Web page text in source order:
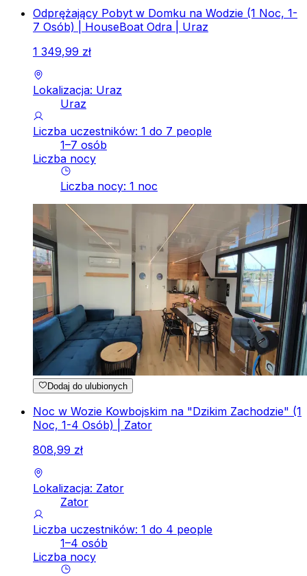
Odprężający Pobyt w Domku na Wodzie (1 Noc, 1-
7 Osób) | HouseBoat Odra | Uraz
1 349,99 zł
Lokalizacja: Uraz
Uraz
Liczba uczestników: 1 do 7 people
1–7 osób
Liczba nocy
Liczba nocy: 1 noc
Dodaj do ulubionych
Noc w Wozie Kowbojskim na "Dzikim Zachodzie" (1
Noc, 1-4 Osób) | Zator
808,99 zł
Lokalizacja: Zator
Zator
Liczba uczestników: 1 do 4 people
1–4 osób
Liczba nocy